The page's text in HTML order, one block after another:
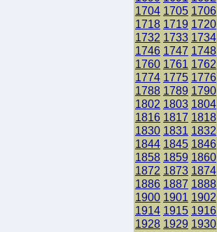
1704 1705 1706
1718 1719 1720
1732 1733 1734
1746 1747 1748
1760 1761 1762
1774 1775 1776
1788 1789 1790
1802 1803 1804
1816 1817 1818
1830 1831 1832
1844 1845 1846
1858 1859 1860
1872 1873 1874
1886 1887 1888
1900 1901 1902
1914 1915 1916
1928 1929 1930